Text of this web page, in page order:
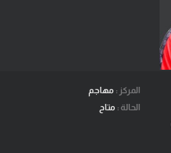
المركز : مهاجم
الحالة : متاح